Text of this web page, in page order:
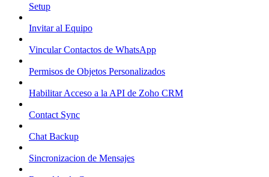
Setup
Invitar al Equipo
Vincular Contactos de WhatsApp
Permisos de Objetos Personalizados
Habilitar Acceso a la API de Zoho CRM
Contact Sync
Chat Backup
Sincronizacion de Mensajes